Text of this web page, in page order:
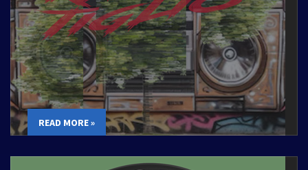
READ MORE »